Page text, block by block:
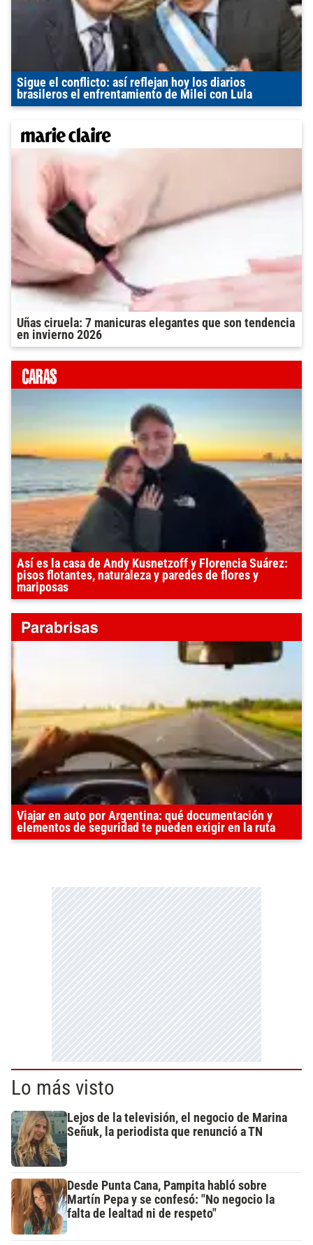
Sigue el conflicto: así reflejan hoy los diarios
brasileros el enfrentamiento de Milei con Lula
Uñas ciruela: 7 manicuras elegantes que son tendencia
en invierno 2026
Así es la casa de Andy Kusnetzoff y Florencia Suárez:
pisos flotantes, naturaleza y paredes de flores y
mariposas
Viajar en auto por Argentina: qué documentación y
elementos de seguridad te pueden exigir en la ruta
Lo más visto
Lejos de la televisión, el negocio de Marina
Señuk, la periodista que renunció a TN
Desde Punta Cana, Pampita habló sobre
Martín Pepa y se confesó: "No negocio la
falta de lealtad ni de respeto"